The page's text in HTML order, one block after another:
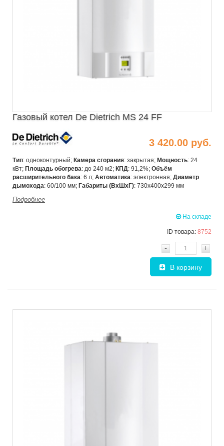
Газовый котел De Dietrich MS 24 FF
3 420.00 руб.
Тип: одноконтурный; Камера сгорания: закрытая; Мощность: 24
кВт; Площадь обогрева: до 240 м2; КПД: 91,2%; Объём
расширительного бака: 6 л; Автоматика: электронная; Диаметр
дымохода: 60/100 мм; Габариты (ВхШхГ): 730х400х299 мм
Подробнее
На складе
ID товара: 8752
- +
В корзину